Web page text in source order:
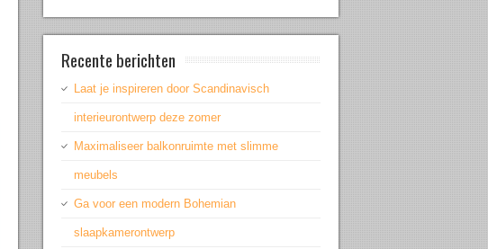
Recente berichten
Laat je inspireren door Scandinavisch
interieurontwerp deze zomer
Maximaliseer balkonruimte met slimme
meubels
Ga voor een modern Bohemian
slaapkamerontwerp